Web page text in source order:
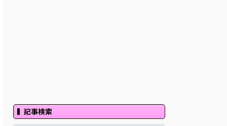
記事検索